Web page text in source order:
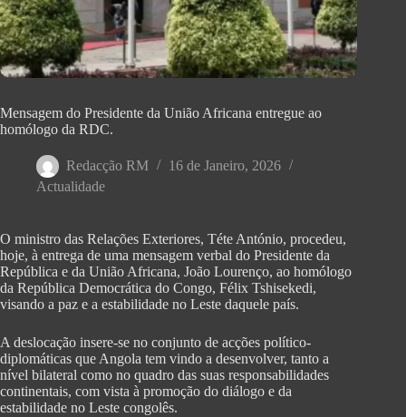
Mensagem do Presidente da União Africana entregue ao
homólogo da RDC.
Redacção RM
16 de Janeiro, 2026
Actualidade
O ministro das Relações Exteriores, Téte António, procedeu,
hoje, à entrega de uma mensagem verbal do Presidente da
República e da União Africana, João Lourenço, ao homólogo
da República Democrática do Congo, Félix Tshisekedi,
visando a paz e a estabilidade no Leste daquele país.
A deslocação insere-se no conjunto de acções político-
diplomáticas que Angola tem vindo a desenvolver, tanto a
nível bilateral como no quadro das suas responsabilidades
continentais, com vista à promoção do diálogo e da
estabilidade no Leste congolês.